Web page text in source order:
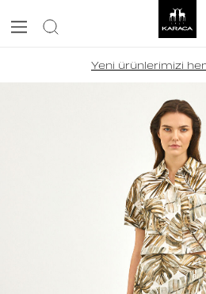
Yeni ürünlerimizi